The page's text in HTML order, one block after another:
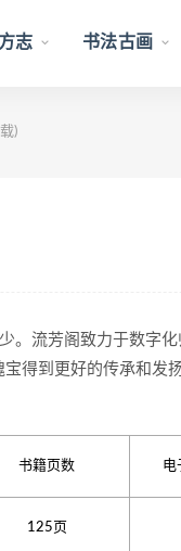
志 书法古画
)
。流芳阁致力于数字
得到更好的传承和发
书籍页数 电
125页